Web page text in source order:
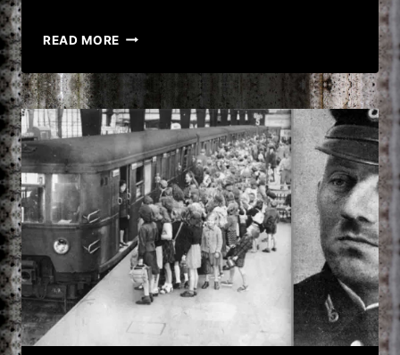
READ MORE JOSÉ
RODRÍGUEZ
VEGA,
CRIMINALUL
CARE
OMOARA
BĂTRÂNI!